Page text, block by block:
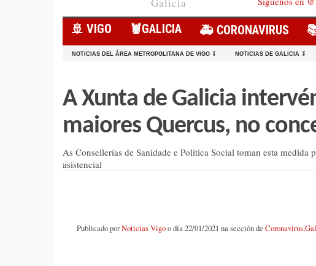
🚢 VIGO 🦞️GALICIA 🚑 CORONAVIRUS
NOTICIAS DEL ÁREA METROPOLITANA DE VIGO ↧ NOTICIAS DE GALICIA ↧
A Xunta de Galicia
maiores Quercus, no
As Consellerías de Sanidade e Política Social toman esta
asistencial
Publicado porNoticias Vigoo día 22/01/2021 na sección de Coronavirus,